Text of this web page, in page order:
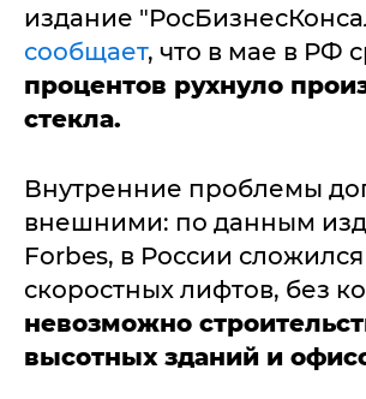
издание
сообщает, что в мае в РФ
процентов рухнуло
стекла.
Внутренние проблемы
внешними: по данным
Forbes, в России
скоростных лифтов, без
невозможно
высотных зданий и